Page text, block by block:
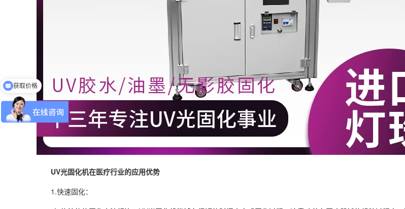
UV光固化机在医疗行业的应用优势
1.快速固化：
免费申请样机测试